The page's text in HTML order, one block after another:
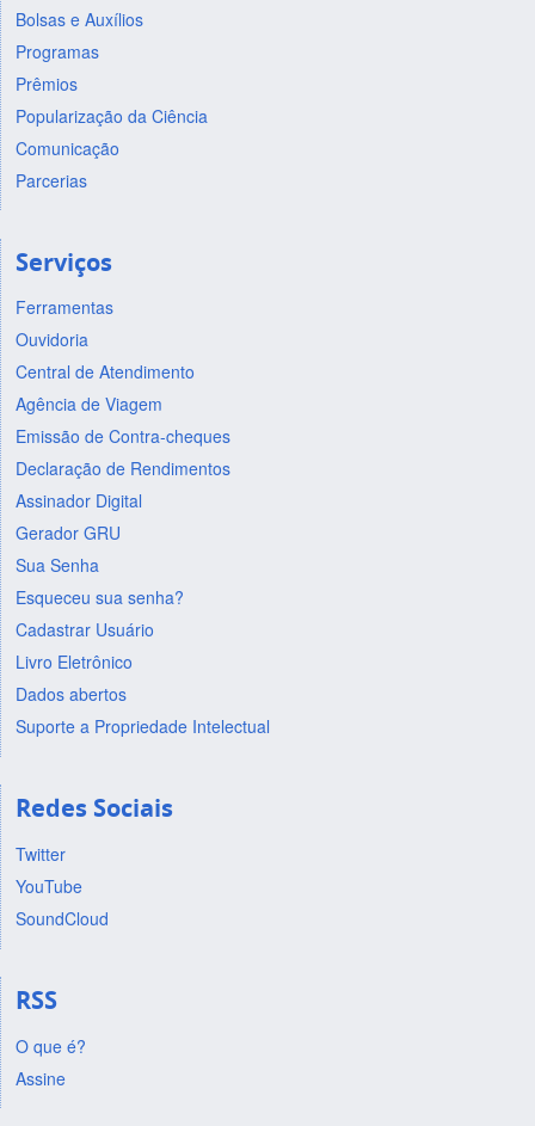
Bolsas e Auxílios
Programas
Prêmios
Popularização da Ciência
Comunicação
Parcerias
Serviços
Ferramentas
Ouvidoria
Central de Atendimento
Agência de Viagem
Emissão de Contra-cheques
Declaração de Rendimentos
Assinador Digital
Gerador GRU
Sua Senha
Esqueceu sua senha?
Cadastrar Usuário
Livro Eletrônico
Dados abertos
Suporte a Propriedade Intelectual
Redes Sociais
Twitter
YouTube
SoundCloud
RSS
O que é?
Assine